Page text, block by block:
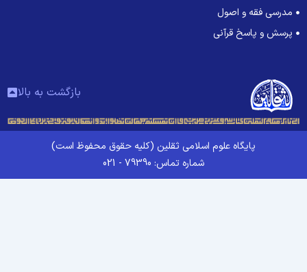
مدرسی فقه و اصول
پرسش و پاسخ قرآنی
بازگشت به بالا
پایگاه علوم اسلامی ثقلین (کلیه حقوق محفوظ است)
شماره تماس: 79390 - 021